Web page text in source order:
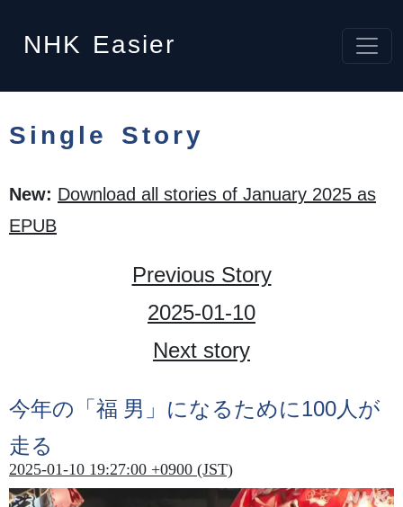
NHK Easier
Single Story
New: Download all stories of January 2025 as
EPUB
Previous Story
2025-01-10
Next story
今年の「 福男 」になるために100人 が
走る
2025-01-10 19:27:00 +0900 (JST)